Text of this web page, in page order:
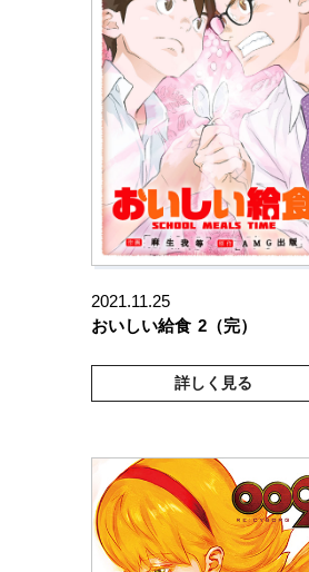
2021.11.25
おいしい給食 2（完）
詳しく見る